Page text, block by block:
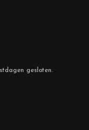
gesloten.